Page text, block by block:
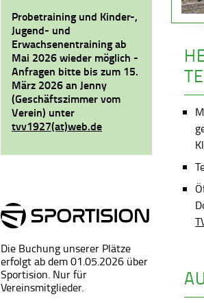
Probetraining und Kinder-,
Jugend- und
Erwachsenentraining ab
Mai 2026 wieder möglich -
Anfragen bitte bis zum 15.
März 2026 an Jenny
(Geschäftszimmer vom
Verein) unter
tvv1927(at)web.de
Die Buchung unserer Plätze
erfolgt ab dem 01.05.2026 über
Sportision. Nur für
Vereinsmitglieder.